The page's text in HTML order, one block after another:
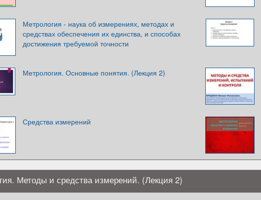
Метрология - наука об измерениях, методах и
средствах обеспечения их единства, и способах
достижения требуемой точности
Метрология. Основные понятия. (Лекция 2)
Средства измерений
Методы и средства измерений. (Лекция 2)